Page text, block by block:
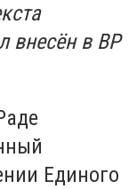
внесён в ВР
Единого